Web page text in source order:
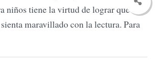
niños tiene la virtud de lograr que el
maravillado con la lectura. Para